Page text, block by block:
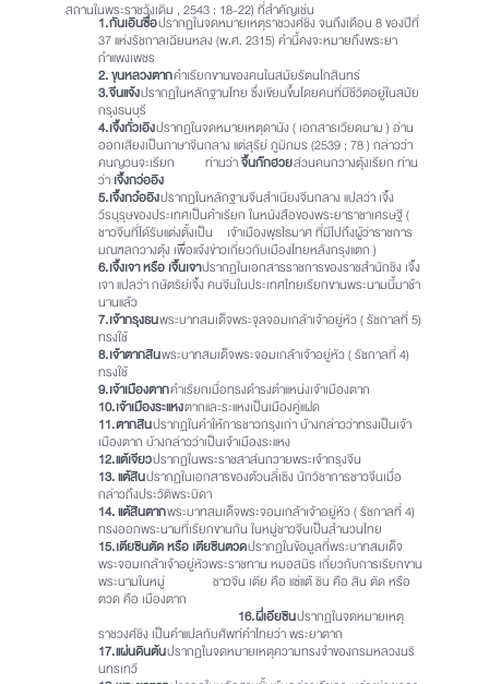
สถานในพระราชวังเดิม , 2543 : 18-22) ที่สำคัญเช่น
1. กันเอินซื่อ ปรากฏในจดหมายเหตุราชวงศ์ชิง จนถึงเดือน 8 ของปีที่
37 แห่งรัชกาลเฉียนหลง (พ.ศ. 2315) คำนี้คงจะหมายถึงพระยา
กำแพงเพชร
2. ขุนหลวงตาก คำเรียกขานของคนในสมัยรัตนโกสินทร์
3. จีนแจ้ง ปรากฏในหลักฐานไทย ซึ่งเขียนขึ้นโดยคนที่มีชีวิตอยู่ในสมัย
กรุงธนบุรี
4. เจิ้งกั่วเอิง ปรากฏในจดหมายเหตุดานัง ( เอกสารเวียดนาม ) อ่าน
ออกเสียงเป็นภาษาจีนกลาง แต่สุรีย์ ภูมิภมร (2539 : 78 ) กล่าวว่า
คนญวนจะเรียก ท่านว่า จิ้นก๊กฮวย ส่วนคนกวางตุ้งเรียก ท่าน
ว่า เจิ้งกว่ออิง
5. เจิ้งกว๋ออิง ปรากฏในหลักฐานจีนสำเนียงจีนกลาง แปลว่า เจิ้ง
วีรบุรุษของประเทศเป็นคำเรียก ในหนังสือของพระยาราชาเศรษฐี (
ชาวจีนที่ได้รับแต่งตั้งเป็น เจ้าเมืองพุธไธมาศ ที่มีไปถึงผู้ว่าราชการ
มณฑลกวางตุ้ง เพื่อแจ้งข่าวเกี่ยวกับเมืองไทยหลังกรุงแตก )
6. เจิ้งเจา หรือ เจิ้นเจา ปรากฏในเอกสารราชการของราชสำนักชิง เจิ้ง
เจา แปลว่า กษัตริย์เจิ้ง คนจีนในประเทศไทยเรียกขานพระนามนี้มาช้า
นานแล้ว
7. เจ้ากรุงธน พระบาทสมเด็จพระจุลจอมเกล้าเจ้าอยู่หัว ( รัชกาลที่ 5)
ทรงใช้
8. เจ้าตากสิน พระบาทสมเด็จพระจอมเกล้าเจ้าอยู่หัว ( รัชกาลที่ 4)
ทรงใช้
9. เจ้าเมืองตาก คำเรียกเมื่อทรงดำรงตำแหน่งเจ้าเมืองตาก
10. เจ้าเมืองระแหง ตากและระแหงเป็นเมืองคู่แฝด
11. ตากสิน ปรากฏในคำให้การชาวกรุงเก่า บ้างกล่าวว่าทรงเป็นเจ้า
เมืองตาก บ้างกล่าวว่าเป็นเจ้าเมืองระแหง
12. แต้เจียว ปรากฏในพระราชสาส์นถวายพระเจ้ากรุงจีน
13. แต้สิน ปรากฏในเอกสารของต้วนลี่เซิง นักวิชาการชาวจีนเมื่อ
กล่าวถึงประวัติพระบิดา
14. แต้สินตาก พระบาทสมเด็จพระจอมเกล้าเจ้าอยู่หัว ( รัชกาลที่ 4)
ทรงออกพระนามที่เรียกขานกัน ในหมู่ชาวจีนเป็นสำนวนไทย
15. เตียซินตัด หรือ เตียซินตวด ปรากฏในข้อมูลที่พระบาทสมเด็จ
พระจอมเกล้าเจ้าอยู่หัวพระราชทาน หมอสมิธ เกี่ยวกับการเรียกขาน
พระนามในหมู่ ชาวจีน เตีย คือ แซ่แต้ ซิน คือ สิน ตัด หรือ
ตวด คือ เมืองตาก
16. ผี่เอียซิน ปรากฏในจดหมายเหตุ
ราชวงศ์ชิง เป็นคำแปลทับศัพท์คำไทยว่า พระยาตาก
17. แผ่นดินต้น ปรากฏในจดหมายเหตุความทรงจำของกรมหลวงนริ
นทรเทวี